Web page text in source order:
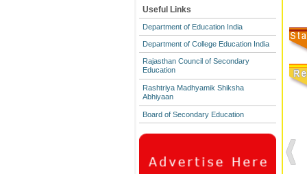
Useful Links
Department of Education India
Department of College Education India
Rajasthan Council of Secondary
Education
Rashtriya Madhyamik Shiksha
Abhiyaan
Board of Secondary Education